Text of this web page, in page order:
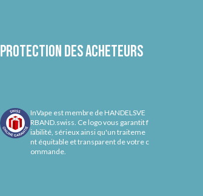
Protection des acheteurs
InVape est membre de HANDELSVE
RBAND.swiss. Ce logo vous garantit f
iabilité, sérieux ainsi qu'un traiteme
nt équitable et transparent de votre c
ommande.